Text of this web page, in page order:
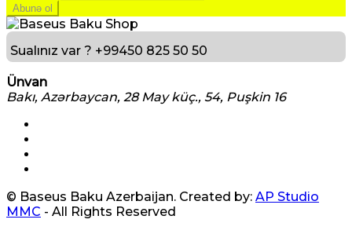
Abunə ol
Sualınız var ? +99450 825 50 50
Ünvan
Bakı, Azərbaycan, 28 May küç., 54, Puşkin 16
© Baseus Baku Azerbaijan. Created by: AP Studio
MMC - All Rights Reserved